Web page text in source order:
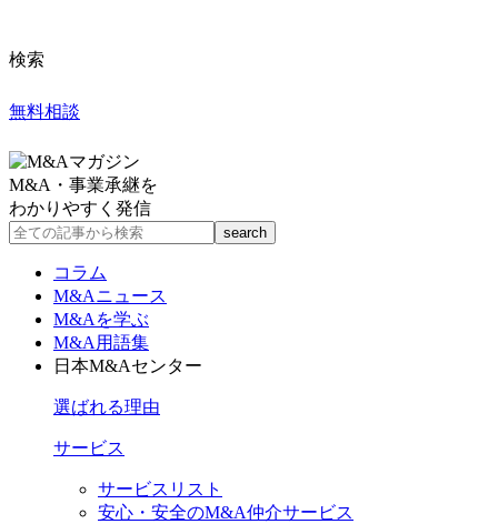
検索
無料相談
M&A・事業承継を
わかりやすく発信
コラム
M&Aニュース
M&Aを学ぶ
M&A用語集
日本M&Aセンター
選ばれる理由
サービス
サービスリスト
安心・安全のM&A仲介サービス